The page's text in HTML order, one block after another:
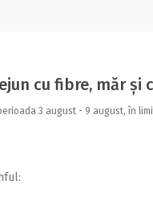
cu fibre, măr și
3 august - 9 august, în